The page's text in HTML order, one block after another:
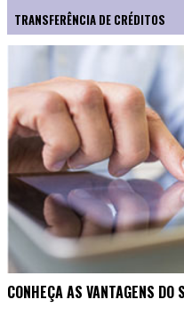
TRANSFERÊNCIA DE CRÉDITOS
CONHEÇA AS VANTAGENS